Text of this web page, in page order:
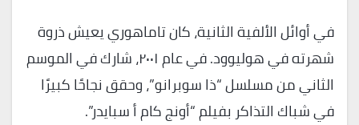
في أوائل الألفية الثانية، كان تاماهوري يعيش ذروة
شهرته في هوليوود. في عام ٢٠٠١، شارك في الموسم
الثاني من مسلسل “ذا سوبرانو”، وحقق نجاحًا كبيرًا
في شباك التذاكر بفيلم “أونج كام أ سبايدر”.